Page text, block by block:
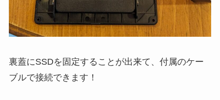
裏蓋にSSDを固定することが出来て、付属のケー
ブルで接続できます！